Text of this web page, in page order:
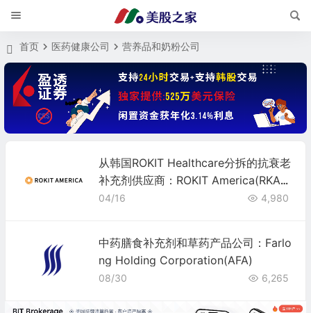
首页 医药健康公司 营养品和奶粉公司
从韩国ROKIT Healthcare分拆的抗衰老
补充剂供应商：ROKIT America(RKA
M)
04/16 4,980
中药膳食补充剂和草药产品公司：Farlo
ng Holding Corporation(AFA)
08/30 6,265